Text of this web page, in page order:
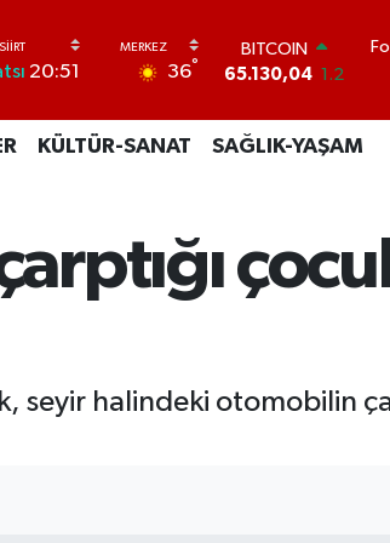
20:51 36°
BITCOIN
65.130,04 1.2
47,7106 0.17
EURO
GRAM ALTIN
6618.49
2.12
BİST100
KÜLTÜR-SANAT SAĞLIK-YAŞAM
seyir halindeki otomobilin